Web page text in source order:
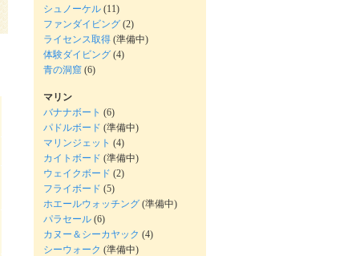
シュノーケル (11)
ファンダイビング (2)
ライセンス取得 (準備中)
体験ダイビング (4)
青の洞窟 (6)
マリン
バナナボート (6)
パドルボード (準備中)
マリンジェット (4)
カイトボード (準備中)
ウェイクボード (2)
フライボード (5)
ホエールウォッチング (準備中)
パラセール (6)
カヌー＆シーカヤック (4)
シーウォーク (準備中)